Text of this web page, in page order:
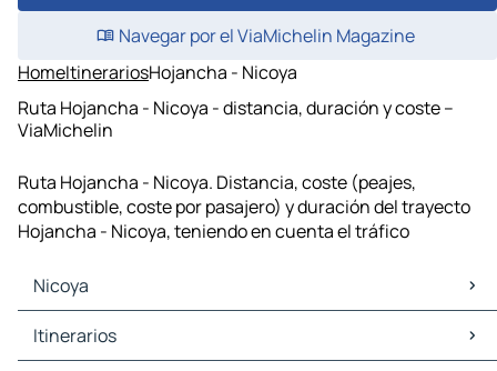
Navegar por el ViaMichelin Magazine
HomeItinerariosHojancha - Nicoya
Ruta Hojancha - Nicoya - distancia, duración y coste –
ViaMichelin
Ruta Hojancha - Nicoya. Distancia, coste (peajes,
combustible, coste por pasajero) y duración del trayecto
Hojancha - Nicoya, teniendo en cuenta el tráfico
Nicoya
Nicoya Mapas Planos
Nicoya Trafico
Itinerarios